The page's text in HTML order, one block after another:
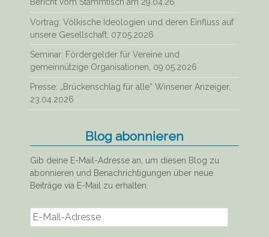
Bericht vom Stammtisch am 29.04.26
Vortrag: Völkische Ideologien und deren Einfluss auf
unsere Gesellschaft, 07.05.2026
Seminar: Fördergelder für Vereine und
gemeinnützige Organisationen, 09.05.2026
Presse: „Brückenschlag für alle“ Winsener Anzeiger,
23.04.2026
Blog abonnieren
Gib deine E-Mail-Adresse an, um diesen Blog zu
abonnieren und Benachrichtigungen über neue
Beiträge via E-Mail zu erhalten.
E-
Mail-